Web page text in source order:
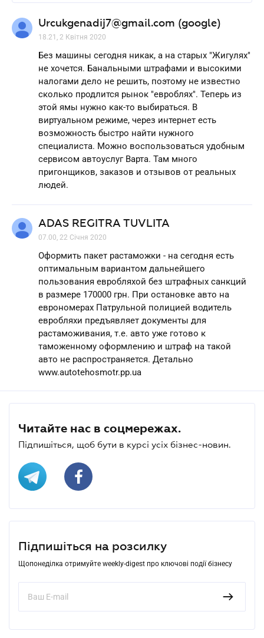
Urcukgenadij7@gmail.com (google)
18.21, 2 Квітня 2020
Без машины сегодня никак, а на старых "Жигулях"
не хочется. Банальными штрафами и высокими
налогами дело не решить, поэтому не известно
сколько продлится рынок "евроблях". Теперь из
этой ямы нужно как-то выбираться. В
виртуальном режиме, через интернет есть
возможность быстро найти нужного
специалиста. Можно воспользоваться удобным
сервисом автоуслуг Варта. Там много
пригонщиков, заказов и отзывов от реальных
людей.
ADAS REGITRA TUVLITA
07.00, 22 Січня 2020
Оформить пакет растаможки - на сегодня есть
оптимальным вариантом дальнейшего
пользования евробляхой без штрафных санкций
в размере 170000 грн. При остановке авто на
еврономерах Патрульной полицией водитель
евробляхи предъявляет документы для
растаможивания, т.е. авто уже готово к
таможенному оформлению и штраф на такой
авто не распространяется. Детально
www.autotehosmotr.pp.ua
Читайте нас в соцмережах.
Підпишіться, щоб бути в курсі усіх бізнес-новин.
Підпишіться на розсилку
Щопонеділка отримуйте weekly-digest про ключові події бізнесу